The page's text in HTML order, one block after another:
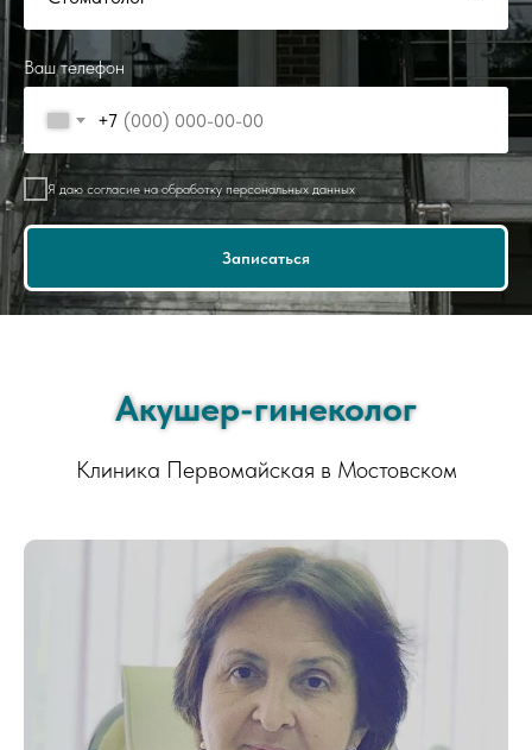
Ваш телефон
+7
Я даю согласие на обработку персональных данных
Записаться
Акушер-гинеколог
Клиника Первомайская в Мостовском